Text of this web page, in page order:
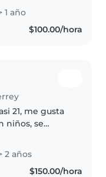
cuidando
familia lo que
desarrollar..
1 año
$100.00/hora
21, me gusta
niños, se
2 años
$150.00/hora